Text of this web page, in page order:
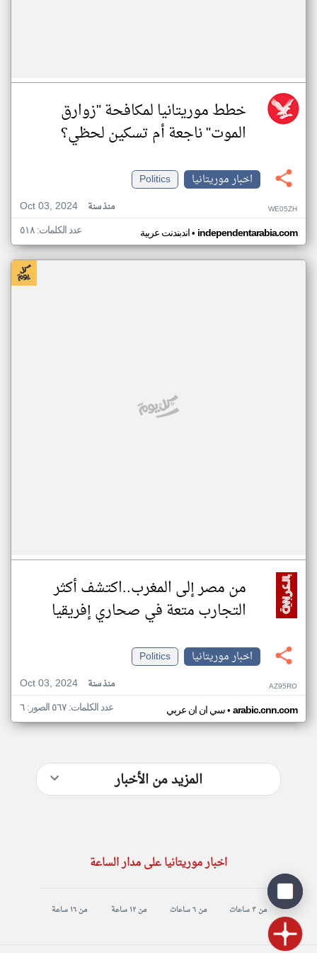
خطط موريتانيا لمكافحة "زوارق
الموت" ناجعة أم تسكين لحظي؟
اخبار موريتانيا
Politics
Oct 03, 2024
منذ سنة WE05ZH
اندبندنت عربية• independentarabia.com عدد الكلمات: ٥١٨
من مصر إلى المغرب..اكتشف أكثر
التجارب متعة في صحاري إفريقيا
اخبار موريتانيا
Politics
Oct 03, 2024
منذ سنة AZ95RO
سي ان ان عربي• arabic.cnn.com عدد الكلمات: ٥٦٧ الصور: ٦
المزيد من الأخبار
اخبار موريتانيا على مدار الساعة
من ٣ ساعات من ٦ ساعات من ١٢ ساعة من ١٦ ساعة